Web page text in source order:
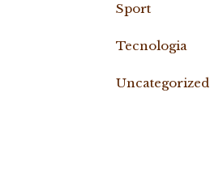
Sport
Tecnologia
Uncategorized